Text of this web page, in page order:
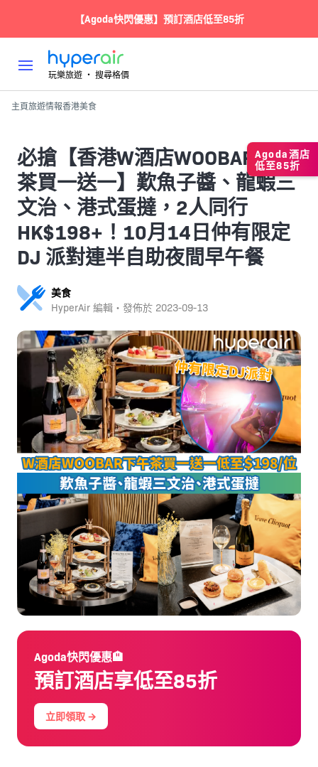
【Agoda快閃優惠】預訂酒店低至85折
玩樂旅遊 ‧ 搜尋格價
主頁旅遊情報香港美食
必搶【香港W酒店WOOBAR下午
茶買一送一】歎魚子醬、龍蝦三
文治、港式蛋撻，2人同行
HK$198+！10月14日仲有限定
DJ 派對連半自助夜間早午餐
美食
HyperAir 編輯・發佈於 2023-09-13
Agoda快閃優惠🏨
預訂酒店享低至85折
立即領取 →
Agoda酒店
低至85折